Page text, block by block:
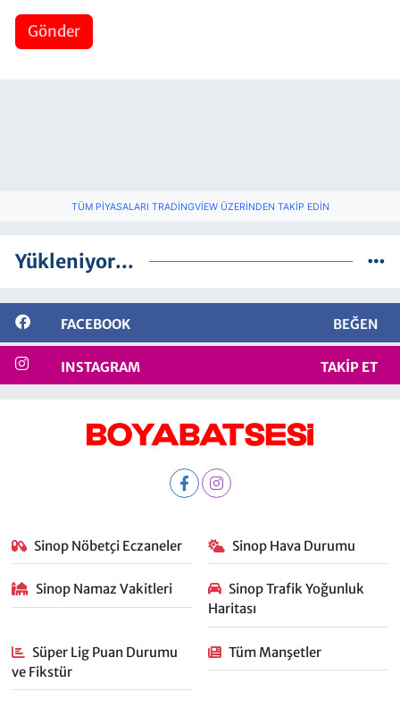
Gönder
TÜM PIYASALARI TRADINGVIEW ÜZERINDEN TAKIP EDIN
Yükleniyor...
FACEBOOK BEĞEN
INSTAGRAM TAKIP ET
Sinop Nöbetçi Eczaneler Sinop Hava Durumu
Sinop Namaz Vakitleri
Sinop Trafik Yoğunluk
Haritası
Süper Lig Puan Durumu
ve Fikstür
Tüm Manşetler